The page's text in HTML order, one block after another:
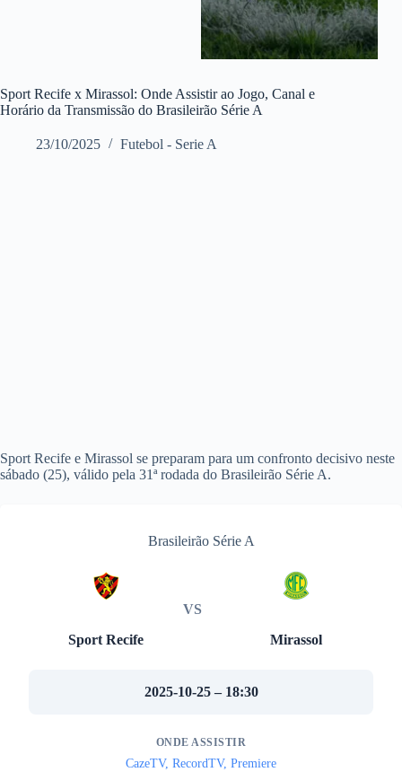
Sport Recife x Mirassol: Onde Assistir ao Jogo, Canal e
Horário da Transmissão do Brasileirão Série A
23/10/2025 Futebol - Serie A
Sport Recife e Mirassol se preparam para um confronto decisivo neste
sábado (25), válido pela 31ª rodada do Brasileirão Série A.
Brasileirão Série A
Sport Recife
VS
Mirassol
2025-10-25 – 18:30
ONDE ASSISTIR
CazeTV, RecordTV, Premiere